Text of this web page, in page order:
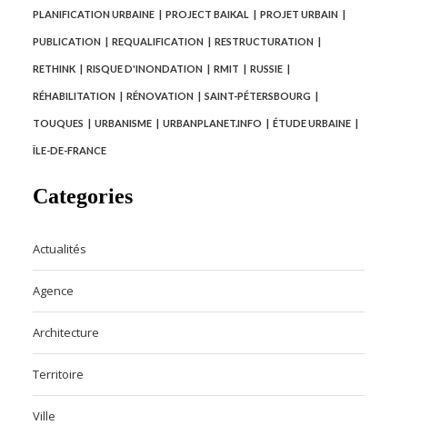
PLANIFICATION URBAINE PROJECT BAIKAL PROJET URBAIN
PUBLICATION REQUALIFICATION RESTRUCTURATION
RETHINK RISQUE D'INONDATION RMIT RUSSIE
RÉHABILITATION RÉNOVATION SAINT-PÉTERSBOURG
TOUQUES URBANISME URBANPLANET.INFO ÉTUDE URBAINE
ÎLE-DE-FRANCE
Categories
Actualités
Agence
Architecture
Territoire
Ville